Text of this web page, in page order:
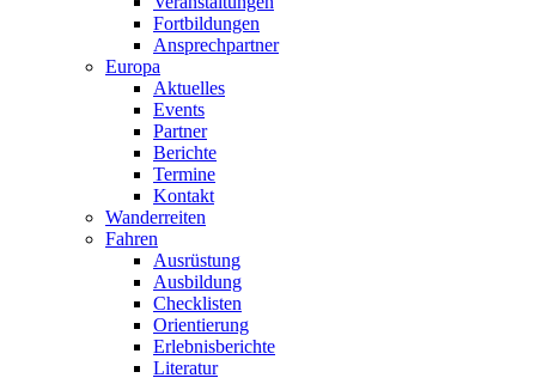
Fortbildungen
Ansprechpartner
Europa
Aktuelles
Events
Partner
Berichte
Termine
Kontakt
Wanderreiten
Fahren
Ausrüstung
Ausbildung
Checklisten
Orientierung
Erlebnisberichte
Literatur